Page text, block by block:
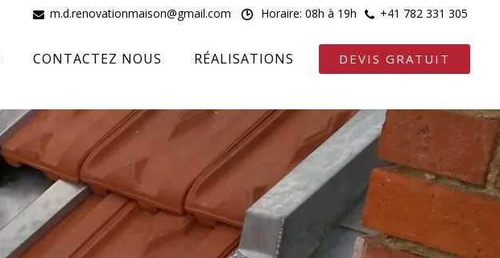
CONTACTEZ NOUS RÉALISATIONS DEVIS GRATUIT
m.d.renovationmaison@gmail.com Horaire: 08h à 19h +41 782 331 305